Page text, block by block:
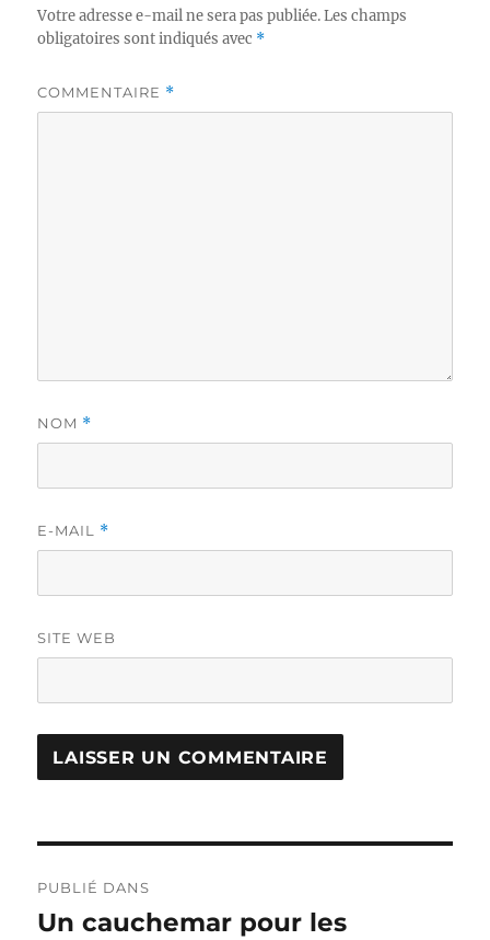
Votre adresse e-mail ne sera pas publiée. Les champs
obligatoires sont indiqués avec *
COMMENTAIRE *
NOM *
E-MAIL *
SITE WEB
de
PUBLIÉ DANS
Un cauchemar pour les